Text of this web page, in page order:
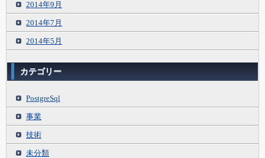
2014年9月
2014年7月
2014年5月
カテゴリー
PostgreSql
事業
技術
未分類